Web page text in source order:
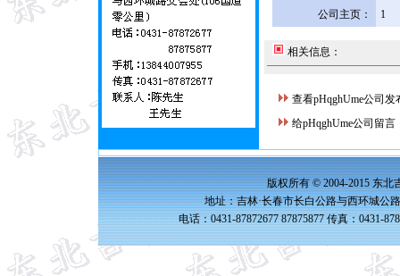
公司主页：
1
相关信息：
查看pHqghUme公司发
给pHqghUme公司留言
版权所有 © 2004-2015 东北
地址：吉林·长春市长白公路与西环城公
电话：0431-87872677 87875877 传真：0431-